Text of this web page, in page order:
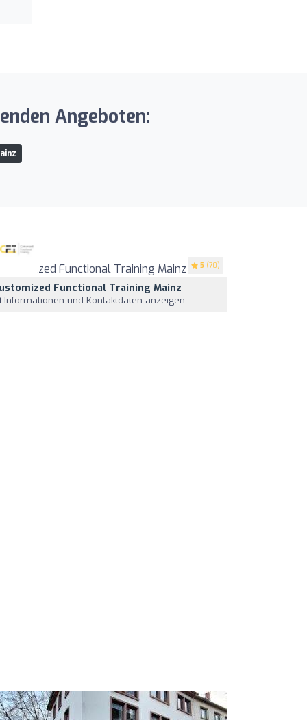
Angeboten:
5 (70)
Functional Training Mainz
Informationen und Kontaktdaten anzeigen